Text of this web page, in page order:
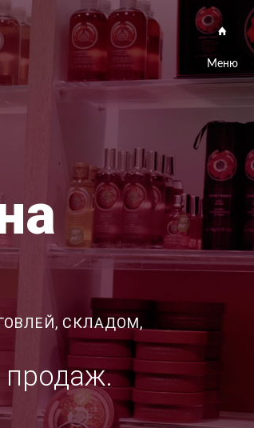
Меню
СКЛАДОМ,
продаж.